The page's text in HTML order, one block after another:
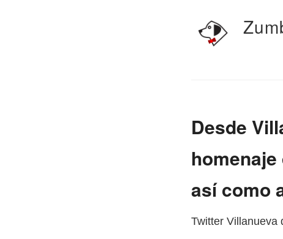
Desde
así como
Twitter Villanueva